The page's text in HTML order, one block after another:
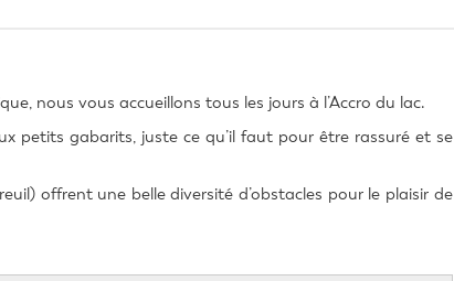
nous vous accueillons tous les jours à l’Accro du lac.
petits gabarits, juste ce qu’il faut pour être rassuré et se
offrent une belle diversité d’obstacles pour le plaisir de